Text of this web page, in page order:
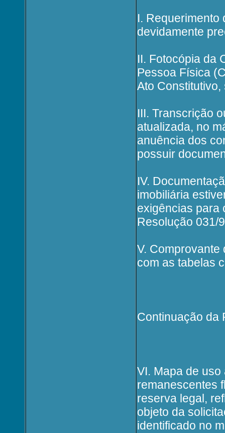
I. Requerimento
devidamente
II. Fotocópia da
Pessoa Física
Ato
III. Transcrição
atualizada, no
anuência dos
possuir
IV.
imobiliária
exigências para
Resolução 031/
V. Comprovante
com as tabelas
Continuação da
VI. Mapa de
remanescentes
reserva legal,
objeto da
identificado no